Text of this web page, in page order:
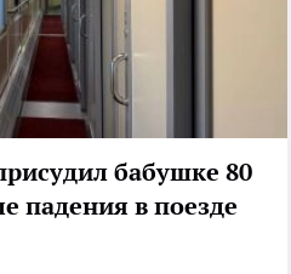
бабушке 80
падения в поезде